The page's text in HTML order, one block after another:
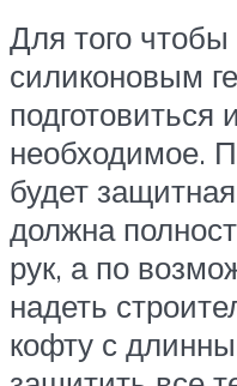
Для того чтобы
силиконовым
подготовиться
необходимое.
будет
должна
рук, а по
надеть
кофту с